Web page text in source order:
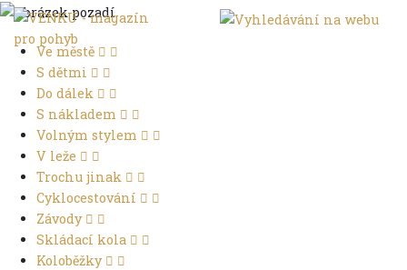
Ve městě
S dětmi
Do dálek
S nákladem
Volným stylem
V leže
Trochu jinak
Cyklocestování
Závody
Skládací kola
Koloběžky